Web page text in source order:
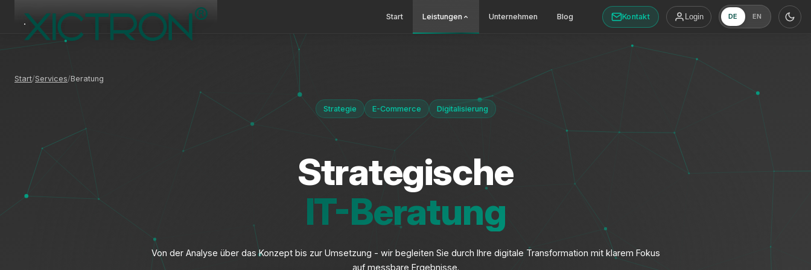
Start Leistungen Unternehmen Blog Kontakt Login DE EN
Start Services Beratung
Strategie E-Commerce Digitalisierung
Strategische
IT-Beratung
Von der Analyse über das Konzept bis zur Umsetzung - wir begleiten Sie durch Ihre digitale Transformation mit klarem Fokus
auf messbare Ergebnisse.